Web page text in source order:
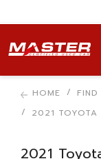
HOME
2021 TOYOTA
2021